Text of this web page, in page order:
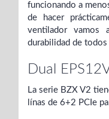
funcionando a
de hacer
ventilador vamos
durabilidad de
Dual
La serie BZX V2
línas de 6+2 PCIe